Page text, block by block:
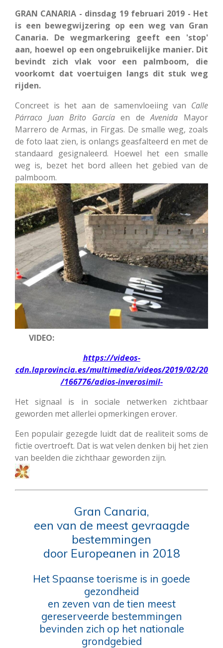
GRAN CANARIA - dinsdag 19 februari 2019 - Het
is een bewegwijzering op een weg van Gran
Canaria. De wegmarkering geeft een 'stop'
aan, hoewel op een ongebruikelijke manier. Dit
bevindt zich vlak voor een palmboom, die
voorkomt dat voertuigen langs dit stuk weg
rijden.
Concreet is het aan de samenvloeiing van Calle
Párraco Juan Brito Garcíaen deAvenida Mayor
Marrero de Armas, in Firgas. De smalle weg, zoals
de foto laat zien, is onlangs geasfalteerd en met de
standaard gesignaleerd. Hoewel het een smalle
weg is, bezet het bord alleen het gebied van de
palmboom.
VIDEO:
https://videos-
cdn.laprovincia.es/multimedia/videos/2019/02/20
/166776/adios-inverosimil-
Het signaal is in sociale netwerken zichtbaar
geworden met allerlei opmerkingen erover.
Een populair gezegde luidt dat de realiteit soms de
fictie overtroeft. Dat is wat velen denken bij het zien
van beelden die zichthaar geworden zijn.
Gran Canaria,
een van de meest gevraagde
bestemmingen
door Europeanen in 2018
Het Spaanse toerisme is in goede
gezondheid
en zeven van de tien meest
gereserveerde bestemmingen
bevinden zich op het nationale
grondgebied